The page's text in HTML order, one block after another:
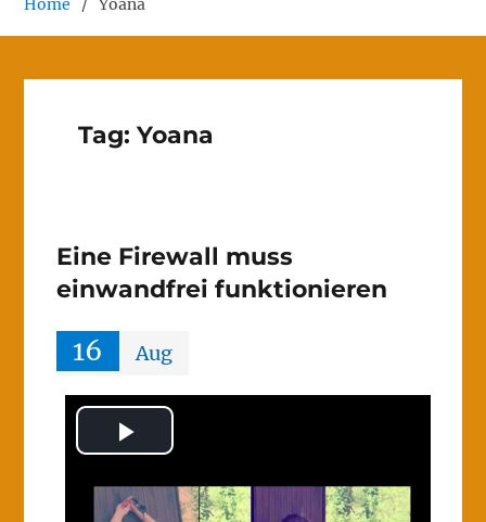
Home Yoana
Tag: Yoana
Eine Firewall muss
einwandfrei funktionieren
16 Aug